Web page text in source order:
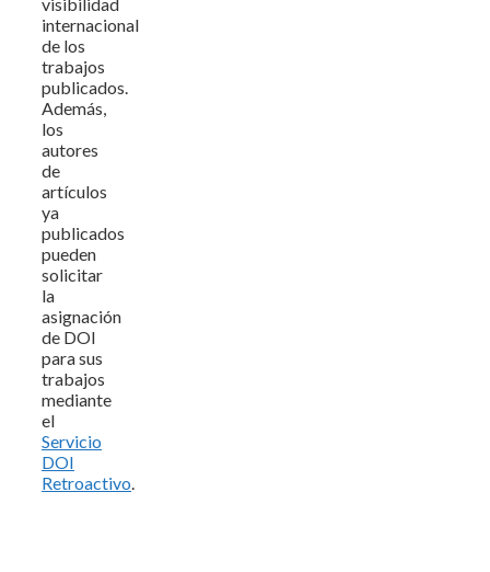
internacional
de los
trabajos
publicados.
Además,
los
autores
de
artículos
ya
publicados
pueden
solicitar
la
asignación
de DOI
para sus
trabajos
mediante
el
Servicio
DOI
Retroactivo.